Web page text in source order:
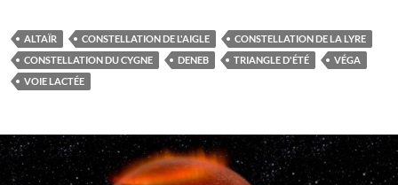
ALTAÏR CONSTELLATION DE L'AIGLE
CONSTELLATION DE LA LYRE
CONSTELLATION DU CYGNE
DENEB TRIANGLE D'ÉTÉ
VÉGA
VOIE LACTÉE